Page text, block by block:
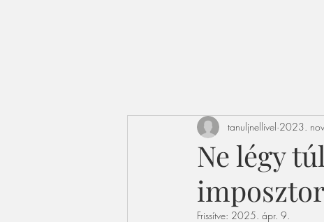
Ne légy
tanuljnellivel 2023.
Frissítve: 2025. ápr. 9.